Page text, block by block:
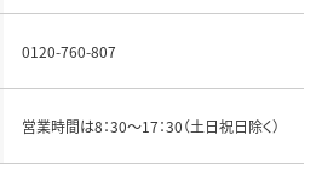
0120-760-807
営業時間は8：30～17：30（土日祝日除く）